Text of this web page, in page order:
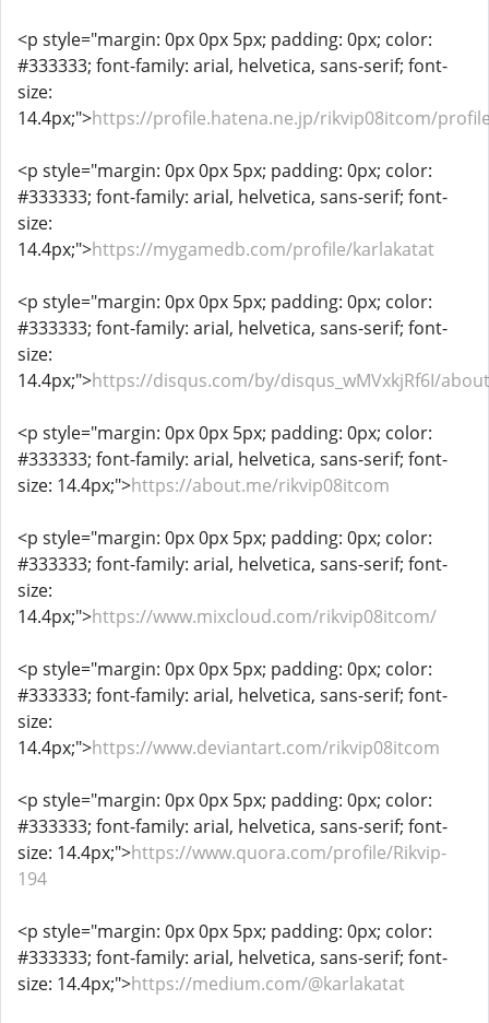
<p style="margin: 0px 0px 5px; padding: 0px; color:
#333333; font-family: arial, helvetica, sans-serif; font-
size:
14.4px;">https://profile.hatena.ne.jp/rikvip08itcom/
<p style="margin: 0px 0px 5px; padding: 0px; color:
#333333; font-family: arial, helvetica, sans-serif; font-
size:
14.4px;">https://mygamedb.com/profile/karlakatat
<p style="margin: 0px 0px 5px; padding: 0px; color:
#333333; font-family: arial, helvetica, sans-serif; font-
size:
14.4px;">https://disqus.com/by/disqus_wMVxkjRf6I/
<p style="margin: 0px 0px 5px; padding: 0px; color:
#333333; font-family: arial, helvetica, sans-serif; font-
size: 14.4px;">https://about.me/rikvip08itcom
<p style="margin: 0px 0px 5px; padding: 0px; color:
#333333; font-family: arial, helvetica, sans-serif; font-
size:
14.4px;">https://www.mixcloud.com/rikvip08itcom/
<p style="margin: 0px 0px 5px; padding: 0px; color:
#333333; font-family: arial, helvetica, sans-serif; font-
size:
14.4px;">https://www.deviantart.com/rikvip08itcom
<p style="margin: 0px 0px 5px; padding: 0px; color:
#333333; font-family: arial, helvetica, sans-serif; font-
size: 14.4px;">https://www.quora.com/profile/Rikvip-
194
<p style="margin: 0px 0px 5px; padding: 0px; color:
#333333; font-family: arial, helvetica, sans-serif; font-
size: 14.4px;">https://medium.com/@karlakatat